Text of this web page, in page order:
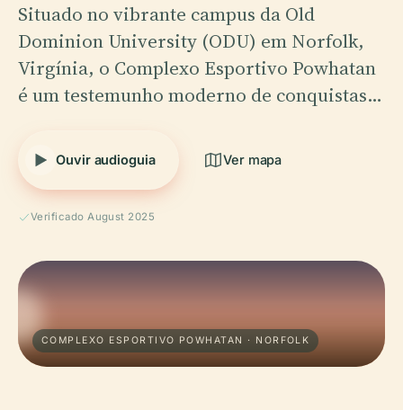
Situado no vibrante campus da Old
Dominion University (ODU) em Norfolk,
Virgínia, o Complexo Esportivo Powhatan
é um testemunho moderno de conquistas…
Ouvir audioguia Ver mapa
Verificado August 2025
COMPLEXO ESPORTIVO POWHATAN · NORFOLK